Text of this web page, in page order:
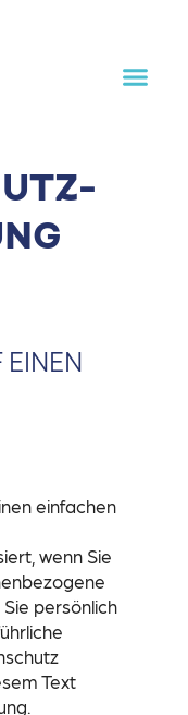
einfachen
wenn Sie
persönlich
Text